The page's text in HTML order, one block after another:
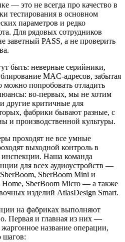
— это не всегда про качество в
тестирования в основном
параметров и редко
Для рядовых сотрудников
заветный PASS, а не проверить
быть: неверные серийники,
MAC-адресов, забытая
можно попробовать отладить
во-первых, мы не хотим
другие критичные для
фабрики бывают разные, с
и производственной культуры.
проходят не все умные
выходной контроль в
Наша команда
для всех аудиоустройств —
SberBoom Mini и
Home, SberBoom Micro — а также
изделий AtlasDesign Smart.
на фабриках выполняют
Первая и главная из них —
название операции,
шагов: